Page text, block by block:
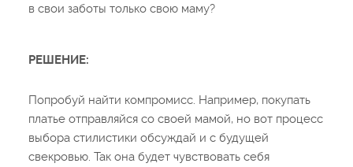
в свои заботы только свою маму?
РЕШЕНИЕ:
Попробуй найти компромисс. Например, покупать
платье отправляйся со своей мамой, но вот процесс
выбора стилистики обсуждай и с будущей
свекровью. Так она будет чувствовать себя